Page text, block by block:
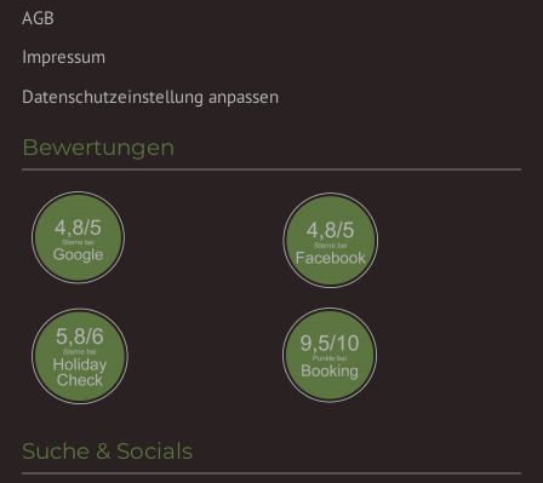
AGB
Impressum
Datenschutzeinstellung anpassen
Bewertungen
Suche & Socials